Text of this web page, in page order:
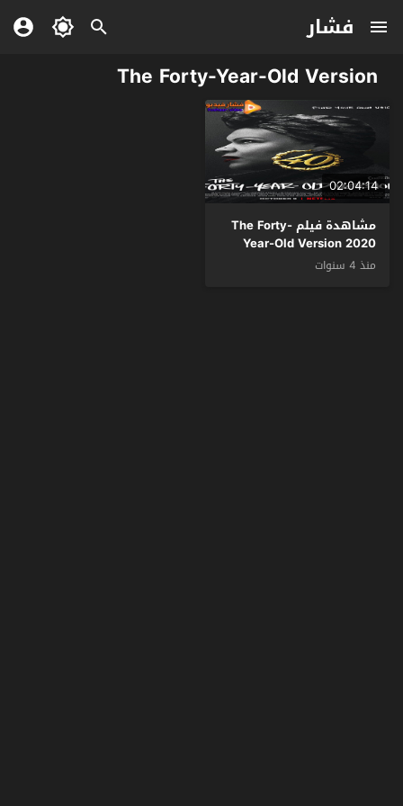
فشار
The Forty-Year-Old Version
02:04:14
مشاهدة فيلم The Forty-
Year-Old Version 2020
مترجم
منذ 4 سنوات